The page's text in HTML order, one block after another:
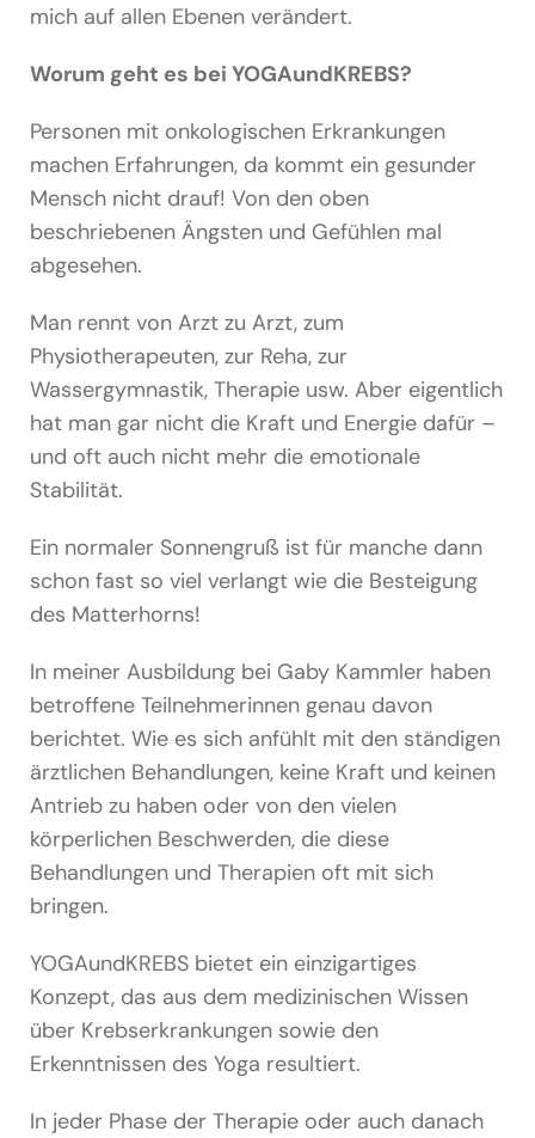
mich auf allen Ebenen verändert.
Worum geht es bei YOGAundKREBS?
Personen mit onkologischen Erkrankungen
machen Erfahrungen, da kommt ein gesunder
Mensch nicht drauf! Von den oben
beschriebenen Ängsten und Gefühlen mal
abgesehen.
Man rennt von Arzt zu Arzt, zum
Physiotherapeuten, zur Reha, zur
Wassergymnastik, Therapie usw. Aber eigentlich
hat man gar nicht die Kraft und Energie dafür –
und oft auch nicht mehr die emotionale
Stabilität.
Ein normaler Sonnengruß ist für manche dann
schon fast so viel verlangt wie die Besteigung
des Matterhorns!
In meiner Ausbildung bei Gaby Kammler haben
betroffene Teilnehmerinnen genau davon
berichtet. Wie es sich anfühlt mit den ständigen
ärztlichen Behandlungen, keine Kraft und keinen
Antrieb zu haben oder von den vielen
körperlichen Beschwerden, die diese
Behandlungen und Therapien oft mit sich
bringen.
YOGAundKREBS bietet ein einzigartiges
Konzept, das aus dem medizinischen Wissen
über Krebserkrankungen sowie den
Erkenntnissen des Yoga resultiert.
In jeder Phase der Therapie oder auch danach